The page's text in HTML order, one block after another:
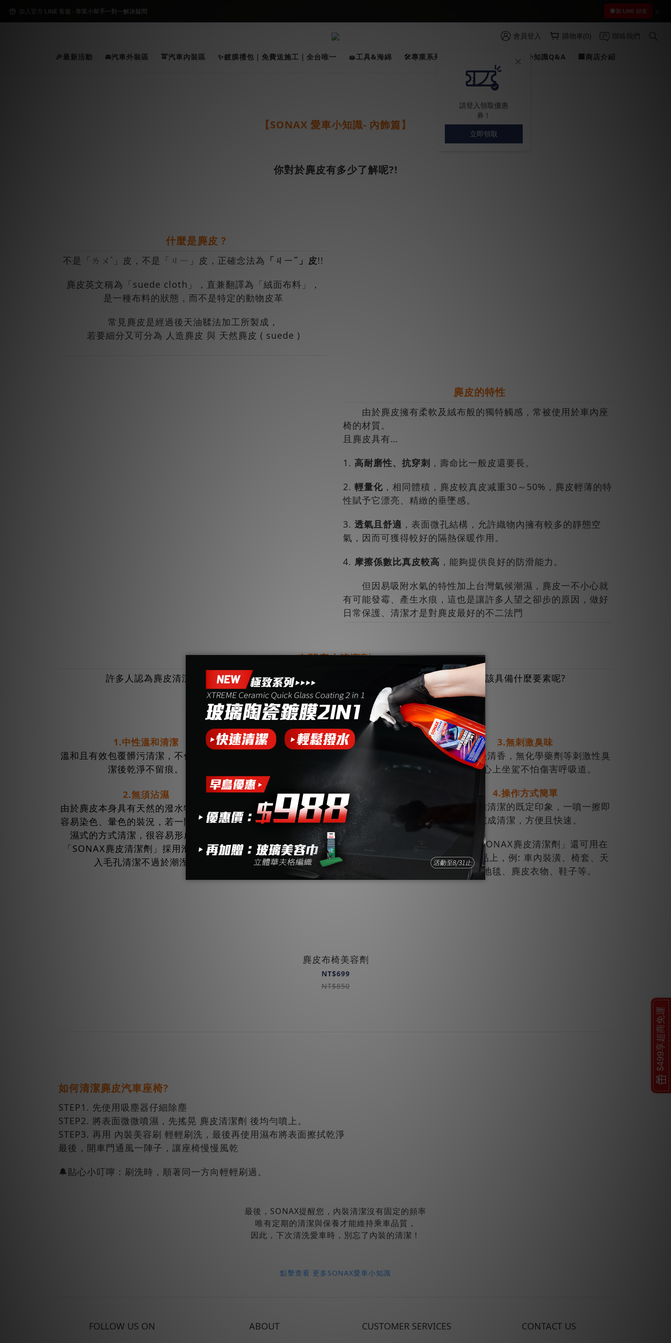
2026車友推薦新車鍍膜１００% 成功的秘訣，全靠這組😎　 ( 查看鍍膜攻略✔ ) 會員登入
請登入領取優惠
券！
立即領取
購物車(0) 聯絡我們
🎉最新活動 🚘汽車外裝區 🚖汽車內裝區 ✨鍍膜禮包｜免費送施工｜全台唯一 🧽工具&海綿 🛠️專業系列｜PROFILINE ✍愛車小知識Q&A 🏢商店介紹
加入官方 LINE 客服 · 專業小幫手一對一解決疑問 加 LINE 好友
【SONAX 愛車小知識- 內飾篇】
你對於麂皮有多少了解呢?!
什麼是麂皮 ?
不是「ㄌㄨˋ」皮，不是「ㄐㄧ」皮，正確念法為 「ㄐㄧˇ」皮!!
麂皮英文稱為「suede cloth」，直兼翻譯為「絨面布料」，
是一種布料的狀態，而不是特定的動物皮革
常見麂皮是經過後天油鞣法加工所製成，
若要細分又可分為 人造麂皮 與 天然麂皮 ( suede )
麂皮的特性
由於麂皮擁有柔軟及絨布般的獨特觸感，常被使用於車內座
椅的材質。
且麂皮具有…
1. 高耐磨性、抗穿刺 ，壽命比一般皮還要長。
2. 輕量化 ，相同體積，麂皮較真皮减重30～50%，麂皮輕薄的特
性賦予它漂亮、精緻的垂墜感。
3. 透氣且舒適 ，表面微孔結構，允許織物內擁有較多的靜態空
氣，因而可獲得較好的隔熱保暖作用。
4. 摩擦係數比真皮較高 ，能夠提供良好的防滑能力。
但因易吸附水氣的特性加上台灣氣候潮濕，麂皮一不小心就
有可能發霉、產生水痕，這也是讓許多人望之卻步的原因，做好
日常保護、清潔才是對麂皮最好的不二法門
有關麂皮清潔劑
許多人認為麂皮清潔非常困難且麻煩，進而出現許多相關的清潔產品，但優秀的麂皮清潔劑該具備什麼要素呢?
1.中性溫和清潔
溫和且有效包覆髒污清潔，不傷麂皮，清
潔後乾淨不留痕。
2.無須沾濕
由於麂皮本身具有天然的潑水特性，加上
容易染色、暈色的裝況，若一開始就使用
濕式的方式清潔，很容易形成水痕，
「SONAX麂皮清潔劑」採用泡沫方式深
入毛孔清潔不過於潮溼。
獨家技術
麂皮布椅美容劑
NT$699
NT$850
3.無刺激臭味
使用完淡淡清香，無化學藥劑等刺激性臭
味，安心上坐駕不怕傷害呼吸道。
4.操作方式簡單
顛覆麂皮難清潔的既定印象，一噴一擦即
可完成清潔，方便且快速。
另外，「SONAX麂皮清潔劑」還可用在
其他紡織品上，例: 車內裝潢、椅套、天
花板、地毯、麂皮衣物、鞋子等。
如何清潔麂皮汽車座椅?
STEP1. 先使用吸塵器仔細除塵
STEP2. 將表面微微噴濕，先搖晃 麂皮清潔劑 後均勻噴上。
STEP3. 再用 內裝美容刷 輕輕刷洗，最後再使用濕布將表面擦拭乾淨
最後，開車門通風一陣子，讓座椅慢慢風乾
🔔貼心小叮嚀：刷洗時，順著同一方向輕輕刷過。
最後，SONAX提醒您，內裝清潔沒有固定的頻率
唯有定期的清潔與保養才能維持乘車品質，
因此，下次清洗愛車時，別忘了內裝的清潔！
點擊查看 更多SONAX愛車小知識
FOLLOW US ON ABOUT CUSTOMER SERVICES CONTACT US
$499享超商免運